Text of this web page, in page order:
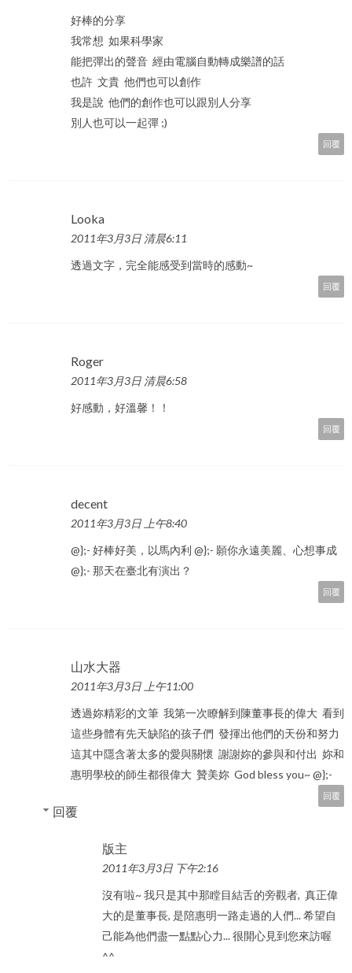
好棒的分享
我常想 如果科學家
能把彈出的聲音 經由電腦自動轉成樂譜的話
也許 文貴 他們也可以創作
我是說 他們的創作也可以跟別人分享
別人也可以一起彈 ;)
回覆
Looka
2011年3月3日 清晨6:11
透過文字，完全能感受到當時的感動~
回覆
Roger
2011年3月3日 清晨6:58
好感動，好溫馨！！
回覆
decent
2011年3月3日 上午8:40
@};- 好棒好美，以馬內利 @};- 願你永遠美麗、心想事成
@};- 那天在臺北有演出？
回覆
山水大器
2011年3月3日 上午11:00
透過妳精彩的文筆 我第一次瞭解到陳董事長的偉大 看到
這些身體有先天缺陷的孩子們 發揮出他們的天份和努力
這其中隱含著太多的愛與關懷 謝謝妳的參與和付出 妳和
惠明學校的師生都很偉大 贊美妳 God bless you~ @};-
回覆
回覆
版主
2011年3月3日 下午2:16
沒有啦~ 我只是其中那瞠目結舌的旁觀者, 真正偉
大的是董事長, 是陪惠明一路走過的人們... 希望自
己能為他們盡一點點心力... 很開心見到您來訪喔
^^